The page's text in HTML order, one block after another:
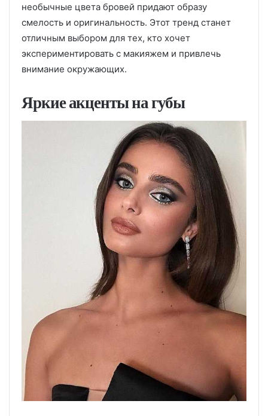
необычные цвета бровей придают образу
смелость и оригинальность. Этот тренд станет
отличным выбором для тех, кто хочет
экспериментировать с макияжем и привлечь
внимание окружающих.
Яркие акценты на губы